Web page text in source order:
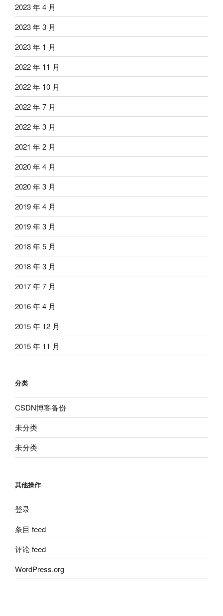
2023 年 4 月
2023 年 3 月
2023 年 1 月
2022 年 11 月
2022 年 10 月
2022 年 7 月
2022 年 3 月
2021 年 2 月
2020 年 4 月
2020 年 3 月
2019 年 4 月
2019 年 3 月
2018 年 5 月
2018 年 3 月
2017 年 7 月
2016 年 4 月
2015 年 12 月
2015 年 11 月
分类
CSDN博客备份
未分类
未分类
其他操作
登录
条目 feed
评论 feed
WordPress.org